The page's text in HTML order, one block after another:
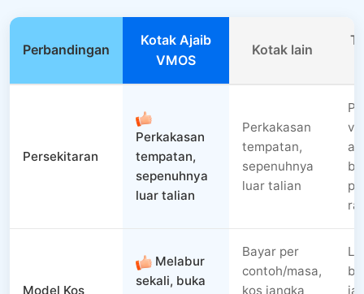
Perbandingan
Kotak Ajaib
VMOS
Kotak lain
Persekitaran
Perkakasan
tempatan,
sepenuhnya
luar talian
Perkakasan
tempatan,
sepenuhnya
luar talian
Model Kos
Melabur
sekali, buka
Bayar per
contoh/masa,
kos jangka